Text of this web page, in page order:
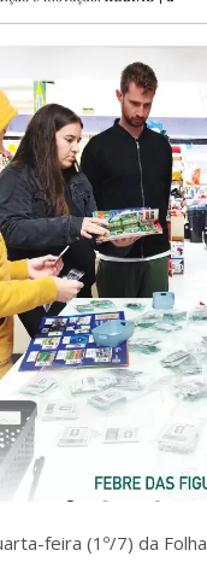
feira (1º/7) da